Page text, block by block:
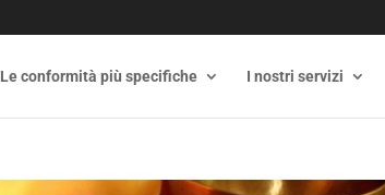
Le conformità più specifiche I nostri servizi